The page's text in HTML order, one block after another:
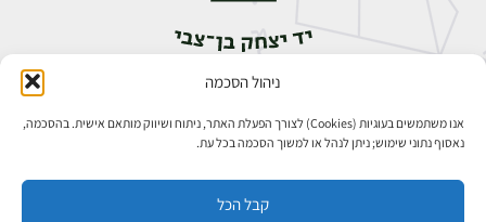
ניהול הסכמה
אנו משתמשים בעוגיות (Cookies) לצורך הפעלת האתר, ניתוח ושיווק מותאם אישית. בהסכמה,
נאסוף נתוני שימוש; ניתן לנהל או למשוך הסכמה בכל עת.
קבל הכל
אבן גבירול 14, רחביה, ירושלים